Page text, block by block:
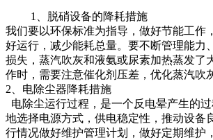
1、脱硝设备的降耗措施
我们要以环保标准为指导，做好节能工作
好运行，减少能耗总量。要不断管理能力
损失，蒸汽吹灰和液氨或尿素加热蒸发了
作时，需要注意催化剂压差，优化蒸汽吹
2、电除尘器降耗措施
电除尘运行过程，是一个反电晕产生的
地选择电源方式，供电稳定性，推动设备
行情况做好维护管理计划，做好定期维护